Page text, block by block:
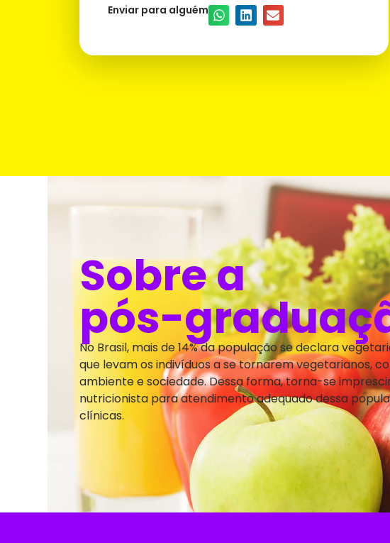
Enviar para alguém
Sobre a
pós-
No Brasil, mais de 14% da população se declara
que levam os indivíduos a se tornarem vegetarianos,
ambiente e sociedade. Dessa forma, torna-se
nutricionista para atendimento adequado dessa
clínicas.